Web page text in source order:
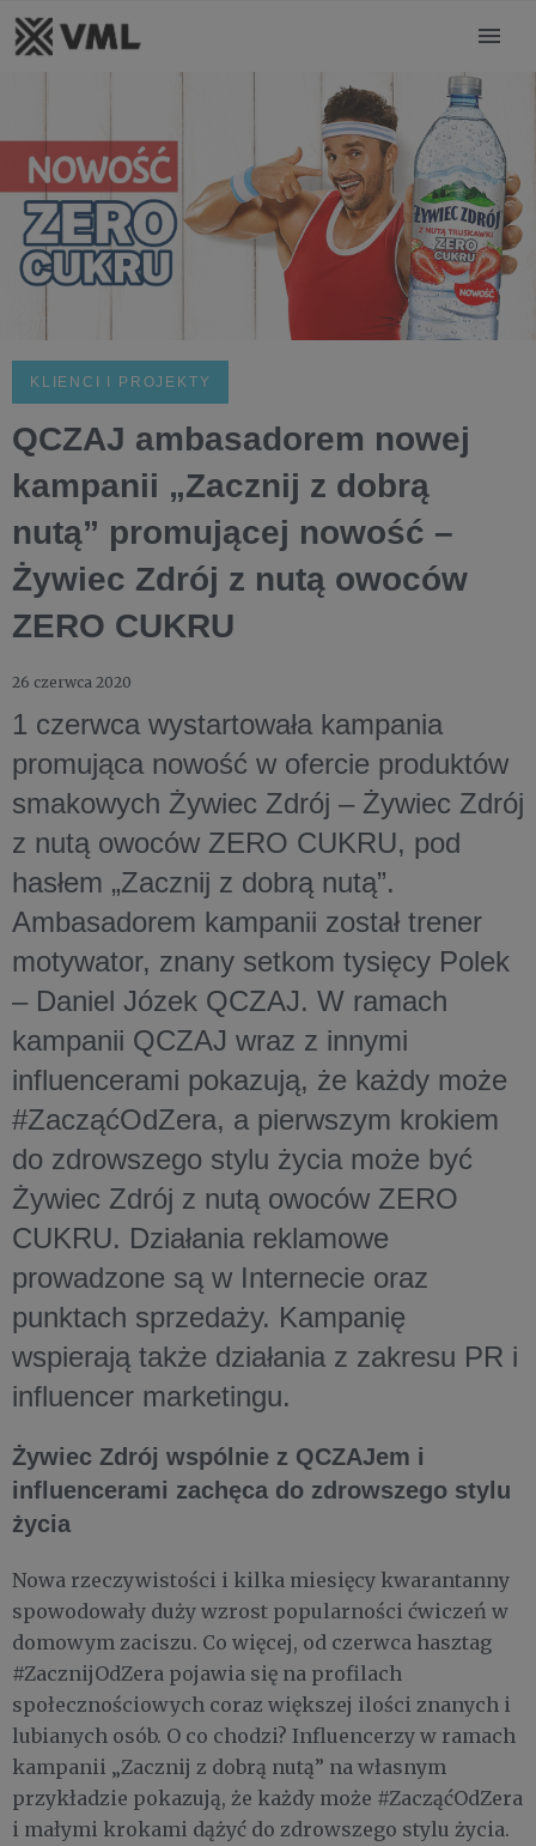
KLIENCI I PROJEKTY
QCZAJ ambasadorem nowej
kampanii „Zacznij z dobrą
nutą” promującej nowość –
Żywiec Zdrój z nutą owoców
ZERO CUKRU
26 czerwca 2020
1 czerwca wystartowała kampania
promująca nowość w ofercie produktów
smakowych Żywiec Zdrój – Żywiec Zdrój
z nutą owoców ZERO CUKRU, pod
hasłem „Zacznij z dobrą nutą”.
Ambasadorem kampanii został trener
motywator, znany setkom tysięcy Polek
– Daniel Józek QCZAJ. W ramach
kampanii QCZAJ wraz z innymi
influencerami pokazują, że każdy może
#ZacząćOdZera, a pierwszym krokiem
do zdrowszego stylu życia może być
Żywiec Zdrój z nutą owoców ZERO
CUKRU. Działania reklamowe
prowadzone są w Internecie oraz
punktach sprzedaży. Kampanię
wspierają także działania z zakresu PR i
influencer marketingu.
Żywiec Zdrój wspólnie z QCZAJem i
influencerami zachęca do zdrowszego stylu
życia
Nowa rzeczywistości i kilka miesięcy kwarantanny
spowodowały duży wzrost popularności ćwiczeń w
domowym zaciszu. Co więcej, od czerwca hasztag
#ZacznijOdZera pojawia się na profilach
społecznościowych coraz większej ilości znanych i
lubianych osób. O co chodzi? Influencerzy w ramach
kampanii „Zacznij z dobrą nutą” na własnym
przykładzie pokazują, że każdy może #ZacząćOdZera
i małymi krokami dążyć do zdrowszego stylu życia.